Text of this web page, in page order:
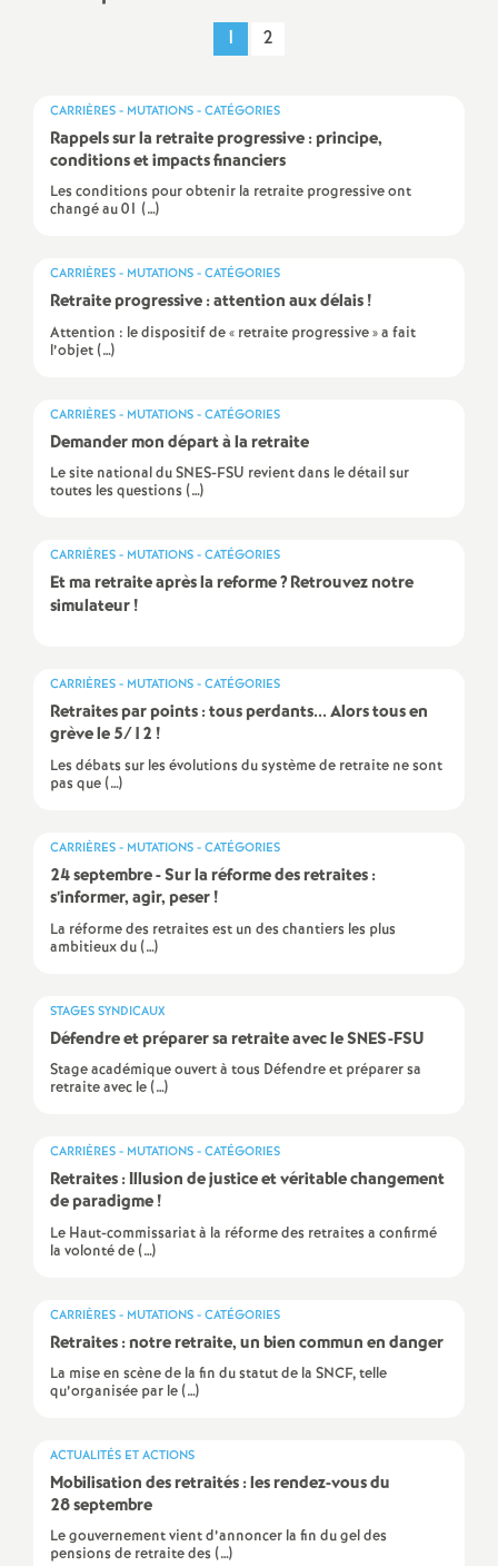
i
n
a
s
s
e
e
m
n
t
d
S
e
1 2
CARRIÈRES - MUTATIONS - CATÉGORIES
Rappels sur la retraite progressive : principe,
conditions et impacts financiers
Les conditions pour obtenir la retraite progressive ont
changé au 01 (…)
CARRIÈRES - MUTATIONS - CATÉGORIES
Retraite progressive : attention aux délais!
Attention : le dispositif de « retraite progressive » a fait
l’objet (…)
CARRIÈRES - MUTATIONS - CATÉGORIES
Demander mon départ à la retraite
Le site national du SNES-FSU revient dans le détail sur
toutes les questions (…)
CARRIÈRES - MUTATIONS - CATÉGORIES
Et ma retraite après la reforme? Retrouvez notre
simulateur!
CARRIÈRES - MUTATIONS - CATÉGORIES
Retraites par points : tous perdants... Alors tous en
grève le 5/12 !
Les débats sur les évolutions du système de retraite ne sont
pas que (…)
CARRIÈRES - MUTATIONS - CATÉGORIES
24 septembre - Sur la réforme des retraites :
s’informer, agir, peser!
La réforme des retraites est un des chantiers les plus
ambitieux du (…)
STAGES SYNDICAUX
Défendre et préparer sa retraite avec le SNES-FSU
Stage académique ouvert à tous Défendre et préparer sa
retraite avec le (…)
CARRIÈRES - MUTATIONS - CATÉGORIES
Retraites : Illusion de justice et véritable changement
de paradigme!
Le Haut-commissariat à la réforme des retraites a confirmé
la volonté de (…)
CARRIÈRES - MUTATIONS - CATÉGORIES
Retraites : notre retraite, un bien commun en danger
La mise en scène de la fin du statut de la SNCF, telle
qu’organisée par le (…)
ACTUALITÉS ET ACTIONS
Mobilisation des retraités : les rendez-vous du
28 septembre
Le gouvernement vient d’annoncer la fin du gel des
pensions de retraite des (…)